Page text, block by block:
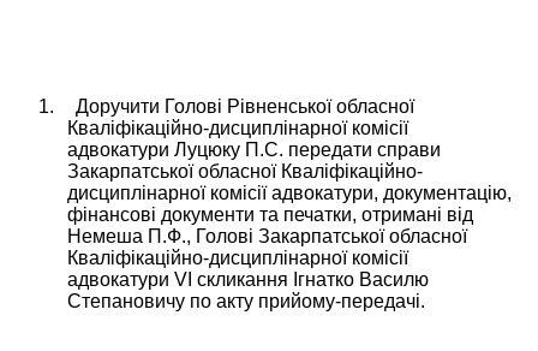
1. Доручити Голові Рівненської обласної
Кваліфікаційно-дисциплінарної комісії
адвокатури Луцюку П.С. передати справи
Закарпатської обласної Кваліфікаційно-
дисциплінарної комісії адвокатури, документацію,
фінансові документи та печатки, отримані від
Немеша П.Ф., Голові Закарпатської обласної
Кваліфікаційно-дисциплінарної комісії
адвокатури VІ скликання Ігнатко Василю
Степановичу по акту прийому-передачі.